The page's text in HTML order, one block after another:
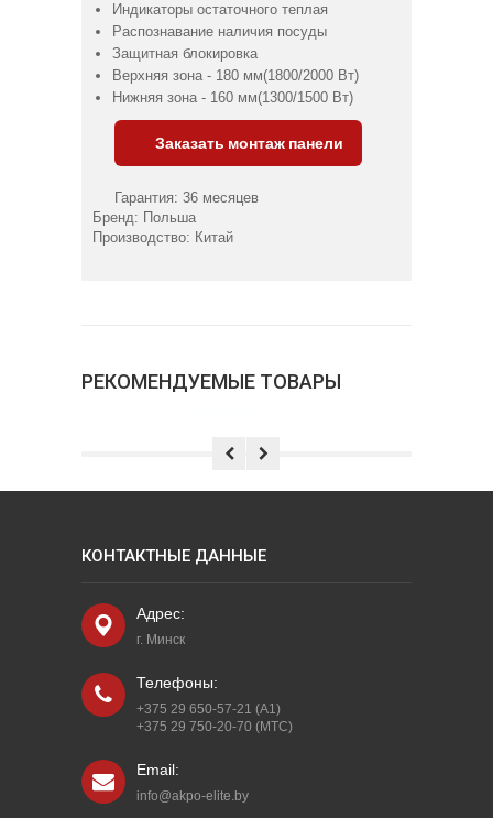
Индикаторы остаточного теплая
Распознавание наличия посуды
Защитная блокировка
Верхняя зона - 180 мм(1800/2000 Вт)
Нижняя зона - 160 мм(1300/1500 Вт)
Заказать монтаж панели
Гарантия: 36 месяцев
Бренд: Польша
Производство: Китай
РЕКОМЕНДУЕМЫЕ ТОВАРЫ
ПОСУДОМОЕЧНАЯ МАШИНА AKPO ZMA 45
SERIES 6 AUTOOPEN
КОНТАКТНЫЕ ДАННЫЕ
Адрес:
г. Минск
Телефоны:
+375 29 650-57-21 (A1)
+375 29 750-20-70 (МТС)
Email:
info@akpo-elite.by